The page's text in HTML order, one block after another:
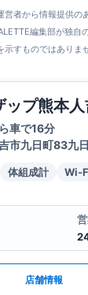
者から情報提供の
編集部が独自
すものではありま
ップ熊本
車で16分
市九日町83九
体組成計 Wi-
店舗情報